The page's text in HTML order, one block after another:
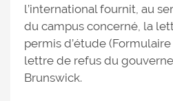
l’international fournit, au
du campus concerné, la
permis d’étude (Formulaire
lettre de refus du
Brunswick.